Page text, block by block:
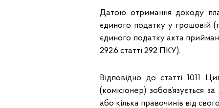
Датою отримання доходу
єдиного податку у грошовій
єдиного податку акта
292.6 статті 292 ПКУ).
Відповідно до статті 1011
(комісіонер) зобов’язується
або кілька правочинів від